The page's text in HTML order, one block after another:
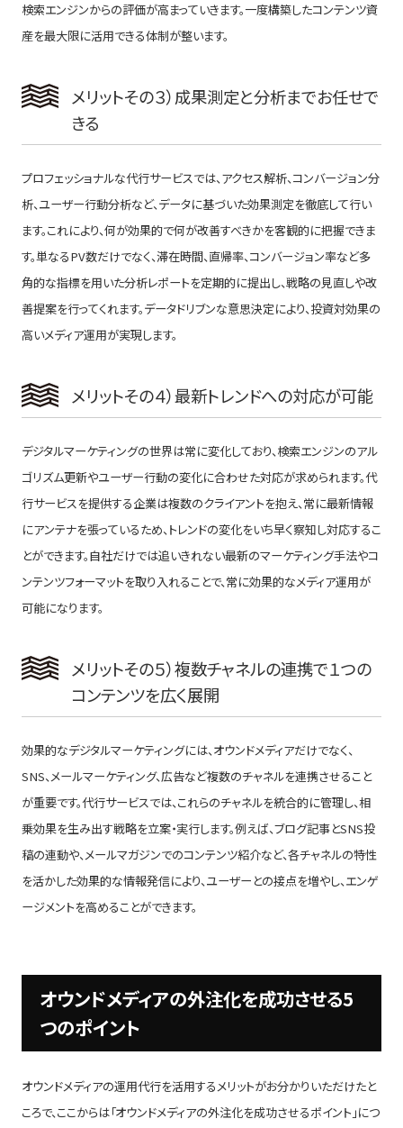
検索エンジンからの評価が高まっていきます。一度構築したコンテンツ資
産を最大限に活用できる体制が整います。
メリットその３）成果測定と分析までお任せで
きる
プロフェッショナルな代行サービスでは、アクセス解析、コンバージョン分
析、ユーザー行動分析など、データに基づいた効果測定を徹底して行い
ます。これにより、何が効果的で何が改善すべきかを客観的に把握できま
す。単なるPV数だけでなく、滞在時間、直帰率、コンバージョン率など多
角的な指標を用いた分析レポートを定期的に提出し、戦略の見直しや改
善提案を行ってくれます。データドリブンな意思決定により、投資対効果の
高いメディア運用が実現します。
メリットその４）最新トレンドへの対応が可能
デジタルマーケティングの世界は常に変化しており、検索エンジンのアル
ゴリズム更新やユーザー行動の変化に合わせた対応が求められます。代
行サービスを提供する企業は複数のクライアントを抱え、常に最新情報
にアンテナを張っているため、トレンドの変化をいち早く察知し対応するこ
とができます。自社だけでは追いきれない最新のマーケティング手法やコ
ンテンツフォーマットを取り入れることで、常に効果的なメディア運用が
可能になります。
メリットその５）複数チャネルの連携で１つの
コンテンツを広く展開
効果的なデジタルマーケティングには、オウンドメディアだけでなく、
SNS、メールマーケティング、広告など複数のチャネルを連携させること
が重要です。代行サービスでは、これらのチャネルを統合的に管理し、相
乗効果を生み出す戦略を立案・実行します。例えば、ブログ記事とSNS投
稿の連動や、メールマガジンでのコンテンツ紹介など、各チャネルの特性
を活かした効果的な情報発信により、ユーザーとの接点を増やし、エンゲ
ージメントを高めることができます。
オウンドメディアの外注化を成功させる5
つのポイント
オウンドメディアの運用代行を活用するメリットがお分かりいただけたと
ころで、ここからは「オウンドメディアの外注化を成功させるポイント」につ